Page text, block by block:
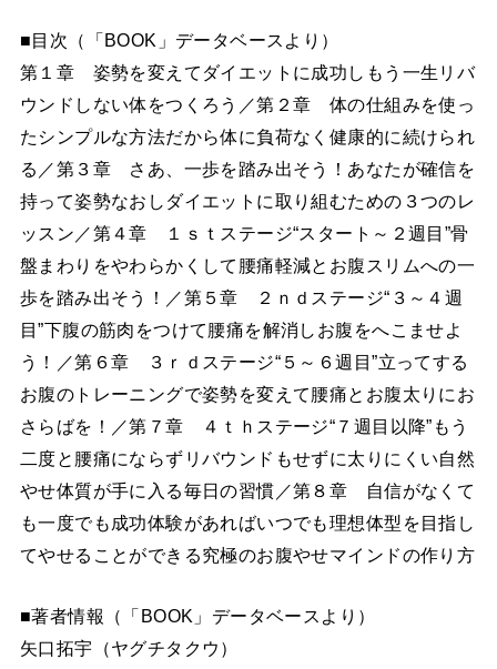
■目次（「BOOK」データベースより）
第１章 姿勢を変えてダイエットに成功しもう一生リバ
ウンドしない体をつくろう／第２章 体の仕組みを使っ
たシンプルな方法だから体に負荷なく健康的に続けられ
る／第３章 さあ、一歩を踏み出そう！あなたが確信を
持って姿勢なおしダイエットに取り組むための３つのレ
ッスン／第４章 １ｓｔステージ“スタート～２週目”骨
盤まわりをやわらかくして腰痛軽減とお腹スリムへの一
歩を踏み出そう！／第５章 ２ｎｄステージ“３～４週
目”下腹の筋肉をつけて腰痛を解消しお腹をへこませよ
う！／第６章 ３ｒｄステージ“５～６週目”立ってする
お腹のトレーニングで姿勢を変えて腰痛とお腹太りにお
さらばを！／第７章 ４ｔｈステージ“７週目以降”もう
二度と腰痛にならずリバウンドもせずに太りにくい自然
やせ体質が手に入る毎日の習慣／第８章 自信がなくて
も一度でも成功体験があればいつでも理想体型を目指し
てやせることができる究極のお腹やせマインドの作り方
■著者情報（「BOOK」データベースより）
矢口拓宇（ヤグチタクウ）